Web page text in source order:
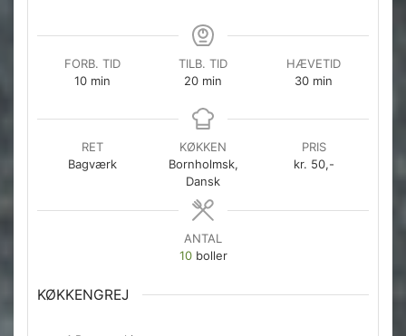
FORB. TID
10minutter
min
TILB. TID
20minutter
min
HÆVETID
30minutter
min
RET
Bagværk
KØKKEN
Bornholmsk,
Dansk
PRIS
kr. 50,-
ANTAL
10 boller
KØKKENGREJ